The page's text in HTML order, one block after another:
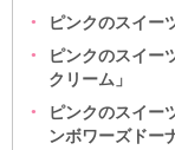
ピンクのスイー
ピンクのスイー
クリーム」
ピンクのスイー
ンボワーズドー